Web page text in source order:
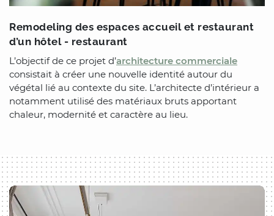
Remodeling des espaces accueil et restaurant
d’un hôtel - restaurant
L’objectif de ce projet d’architecture commerciale
consistait à créer une nouvelle identité autour du
végétal lié au contexte du site. L’architecte d’intérieur a
notamment utilisé des matériaux bruts apportant
chaleur, modernité et caractère au lieu.